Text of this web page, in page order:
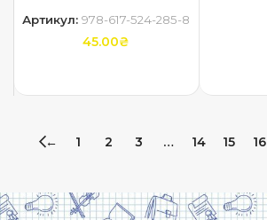
Артикул:978-617-524-285-8
45.00₴
← 1 2 3 … 14 15 16